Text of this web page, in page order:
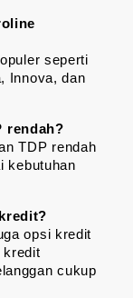
seperti
Innova, dan
rendah?
TDP rendah
kebutuhan
opsi kredit
kredit
cukup